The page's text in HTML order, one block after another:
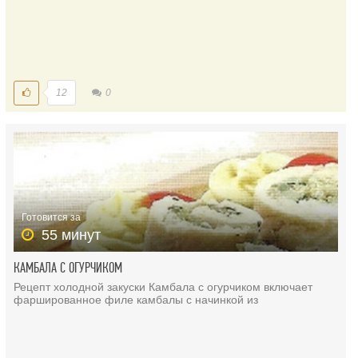
12 0
Готовится за
55 минут
КАМБАЛА С ОГУРЧИКОМ
Рецепт холодной закуски Камбала с огурчиком включает
фаршированное филе камбалы с начинкой из